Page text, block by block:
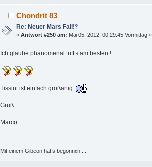
Chondrit 83
Re: Neuer Mars Fall!?
«Antwort #250 am: Mai 05, 2012, 00:29:45 Vormittag »
Ich glaube phänomenal triffts am besten !
Tissint ist einfach großartig
Gruß
Marco
Mit einem Gibeon hat’s begonnen....